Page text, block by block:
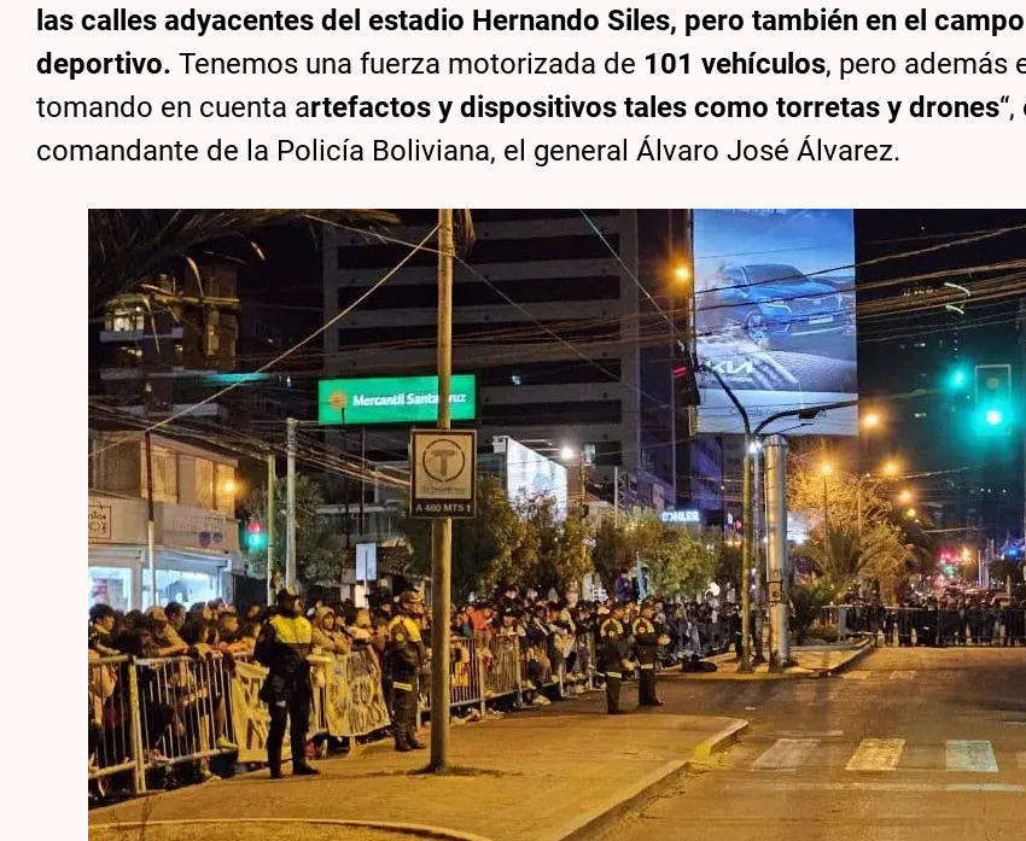
las calles adyacentes del estadio Hernando Siles, pero también en el campo
deportivo. Tenemos una fuerza motorizada de 101 vehículos, pero además
tomando en cuenta artefactos y dispositivos tales como torretas y drones
comandante de la Policía Boliviana, el general Álvaro José Álvarez.